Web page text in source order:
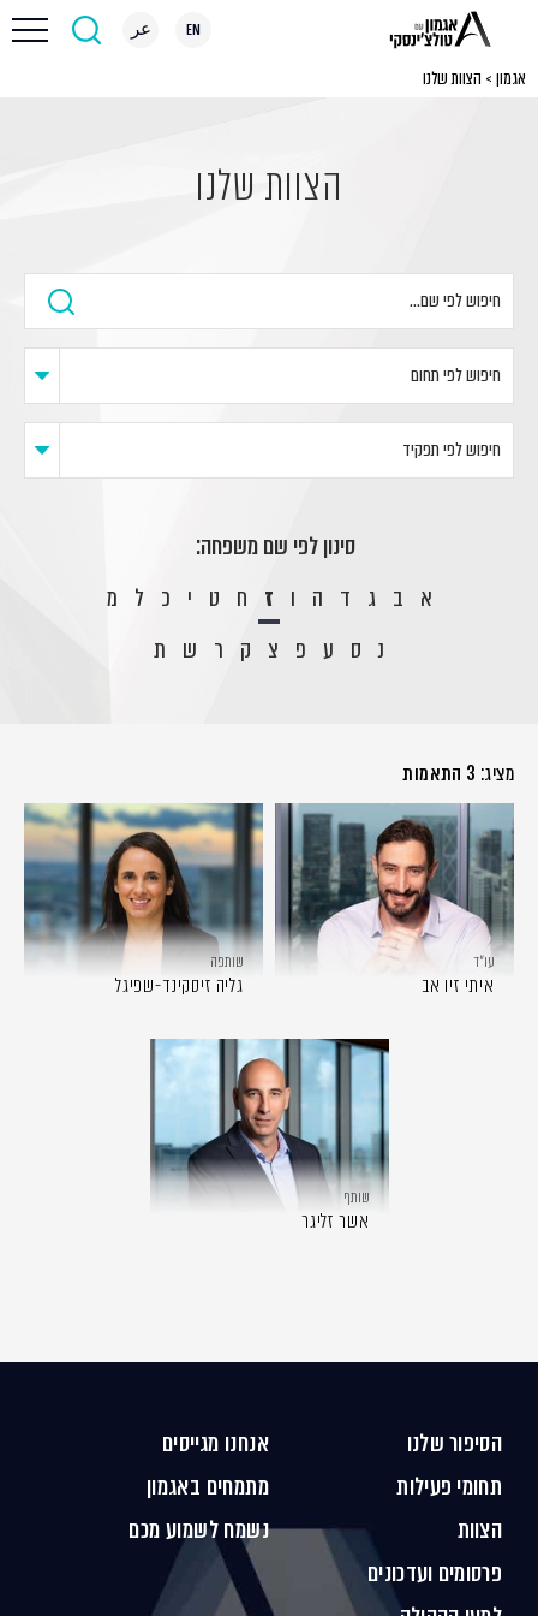
EN عر
אגמון > הצוות שלנו
הצוות שלנו
סינון לפי שם משפחה:
א ב ג ד ה ו ז ח ט י כ ל מ
נ ס ע פ צ ק ר ש ת
מציג: 3 התאמות
עו״ד
איתי זיו אב
שותפה
גליה זיסקינד-שפיגל
שותף
אשר זליגר
הסיפור שלנו
תחומי פעילות
הצוות
פרסומים ועדכונים
אנחנו מגייסים
מתמחים באגמון
נשמח לשמוע מכם